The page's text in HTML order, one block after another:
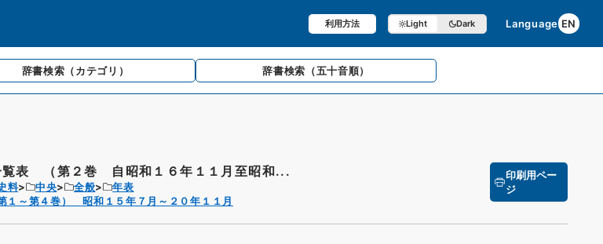
利用方法 Light Dark Language EN
辞書検索 （カテゴリ） 辞書検索 （五十音順）
覧表 （第２巻 自昭和１６年１１月至昭和...
料 中央 全般
年表
１～第４巻） 昭和１５年７月～２０年１１月
印刷用ペー
ジ